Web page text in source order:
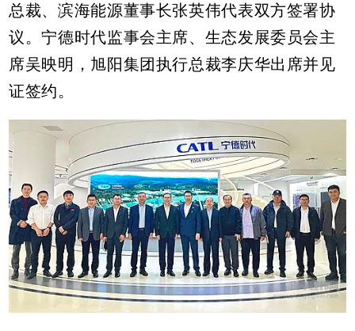
总裁、滨海能源董事长张英伟代表双方签署协
议。宁德时代监事会主席、生态发展委员会主
席吴映明，旭阳集团执行总裁李庆华出席并见
证签约。